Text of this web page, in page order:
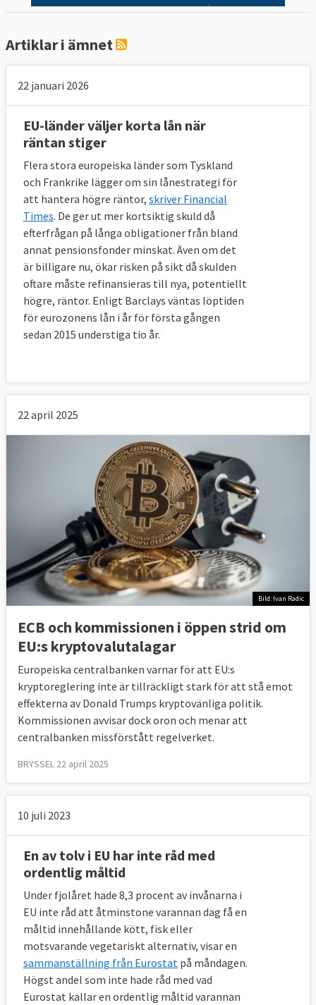
Artiklar i ämnet
22 januari 2026
EU-länder väljer korta lån när
räntan stiger
Flera stora europeiska länder som Tyskland
och Frankrike lägger om sin lånestrategi för
att hantera högre räntor, skriver Financial
Times. De ger ut mer kortsiktig skuld då
efterfrågan på långa obligationer från bland
annat pensionsfonder minskat. Även om det
är billigare nu, ökar risken på sikt då skulden
oftare måste refinansieras till nya, potentiellt
högre, räntor. Enligt Barclays väntas löptiden
för eurozonens lån i år för första gången
sedan 2015 understiga tio år.
22 april 2025
Bild: Ivan Radic
ECB och kommissionen i öppen strid om
EU:s kryptovalutalagar
Europeiska centralbanken varnar för att EU:s
kryptoreglering inte är tillräckligt stark för att stå emot
effekterna av Donald Trumps kryptovänliga politik.
Kommissionen avvisar dock oron och menar att
centralbanken missförstått regelverket.
BRYSSEL 22 april 2025
10 juli 2023
En av tolv i EU har inte råd med
ordentlig måltid
Under fjolåret hade 8,3 procent av invånarna i
EU inte råd att åtminstone varannan dag få en
måltid innehållande kött, fisk eller
motsvarande vegetariskt alternativ, visar en
sammanställning från Eurostat på måndagen.
Högst andel som inte hade råd med vad
Eurostat kallar en ordentlig måltid varannan